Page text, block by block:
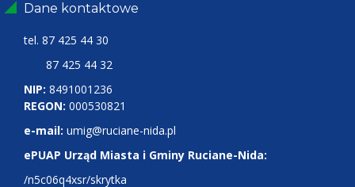
Dane kontaktowe
tel. 87 425 44 30
87 425 44 32
NIP: 8491001236
REGON: 000530821
e-mail: umig@ruciane-nida.pl
ePUAP Urząd Miasta i Gminy Ruciane-Nida:
/n5c06q4xsr/skrytka